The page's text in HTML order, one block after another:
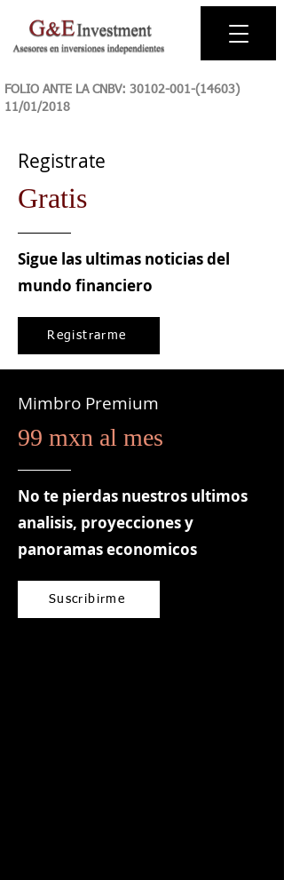
FOLIO ANTE LA CNBV: 30102-001-(14603)
11/01/2018
Registrate
Gratis
Sigue las ultimas noticias del
mundo financiero
Registrarme
Mimbro Premium
99 mxn al mes
No te pierdas nuestros ultimos
analisis, proyecciones y
panoramas economicos
Suscribirme